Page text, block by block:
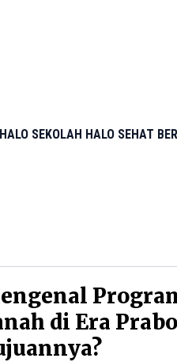
HALO SEKOLAH HALO SEHAT
di Era